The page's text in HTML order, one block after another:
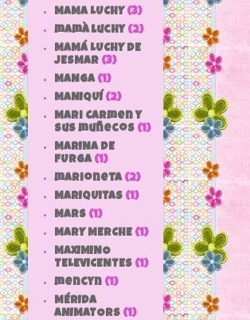
MAMA LUCHY (3)
mamà luchy (2)
MAMÁ LUCHY DE
JESMAR (3)
MANGA (1)
MANIQUÍ (2)
Mari Carmen y
sus muñecos (1)
MARINA DE
FURGA (1)
marioneta (2)
MARIQUITAS (1)
MARS (1)
MARY MERCHE (1)
MAXIMINO
TELEVICENTES (1)
mencyn (1)
MÉRIDA
ANIMATORS (1)